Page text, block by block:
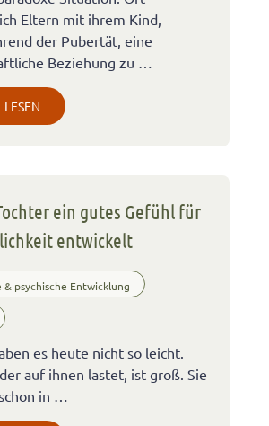
Eltern mit ihrem Kind,
der Pubertät, eine
Beziehung zu …
ein gutes Gefühl für
entwickelt
psychische Entwicklung
es heute nicht so leicht.
auf ihnen lastet, ist groß. Sie
in …